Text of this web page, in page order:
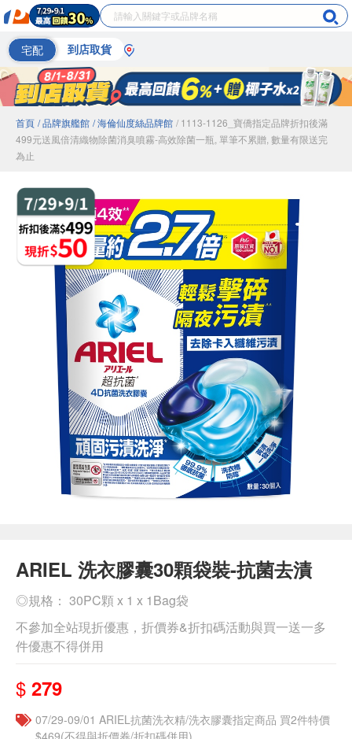
宅配 到店取貨
首頁 / 品牌旗艦館 / 海倫仙度絲品牌館 / 1113-1126_寶僑指定品牌折扣後滿
499元送風倍清織物除菌消臭噴霧-高效除菌一瓶, 單筆不累贈, 數量有限送完
為止
ARIEL 洗衣膠囊30顆袋裝-抗菌去漬
◎規格： 30PC顆 x 1 x 1Bag袋
不參加全站現折優惠，折價券&折扣碼活動與買一送一多
件優惠不得併用
$ 279
07/29-09/01 ARIEL抗菌洗衣精/洗衣膠囊指定商品 買2件特價
$469(不得與折價券/折扣碼併用)